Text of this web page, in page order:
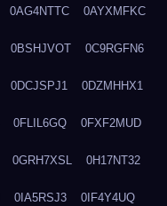
0AG4NTTC 0AYXMFKC
0BSHJVOT 0C9RGFN6
0DCJSPJ1 0DZMHHX1
0FLIL6GQ 0FXF2MUD
0GRH7XSL 0H17NT32
0IA5RSJ3 0IF4Y4UQ